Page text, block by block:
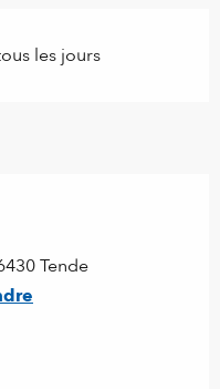
les jours
Tende